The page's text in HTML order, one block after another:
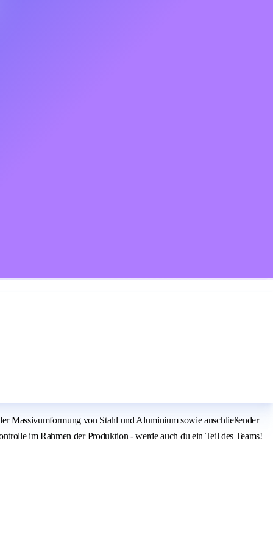
Massivumformung von Stahl und Aluminium sowie anschließender
im Rahmen der Produktion - werde auch du ein Teil des Teams!